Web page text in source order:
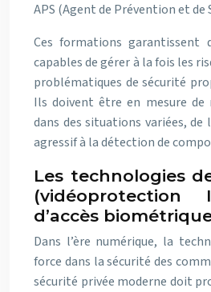
APS (Agent de Prévention et de
Ces formations garantissent
capables de gérer à la fois les
problématiques de sécurité
Ils doivent être en mesure de
dans des situations variées, de
agressif à la détection de
Les technologies
(vidéoprotection
d’accès
Dans l’ère numérique, la
force dans la sécurité des
sécurité privée moderne doit